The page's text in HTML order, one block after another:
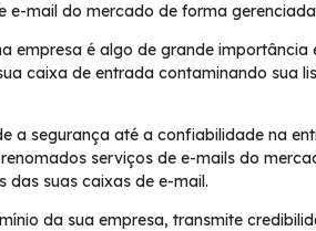
e-mail do mercado de forma
empresa é algo de grande importância
caixa de entrada contaminando sua
a segurança até a confiabilidade na
serviços de e-mails do
suas caixas de e-mail.
da sua empresa, transmite